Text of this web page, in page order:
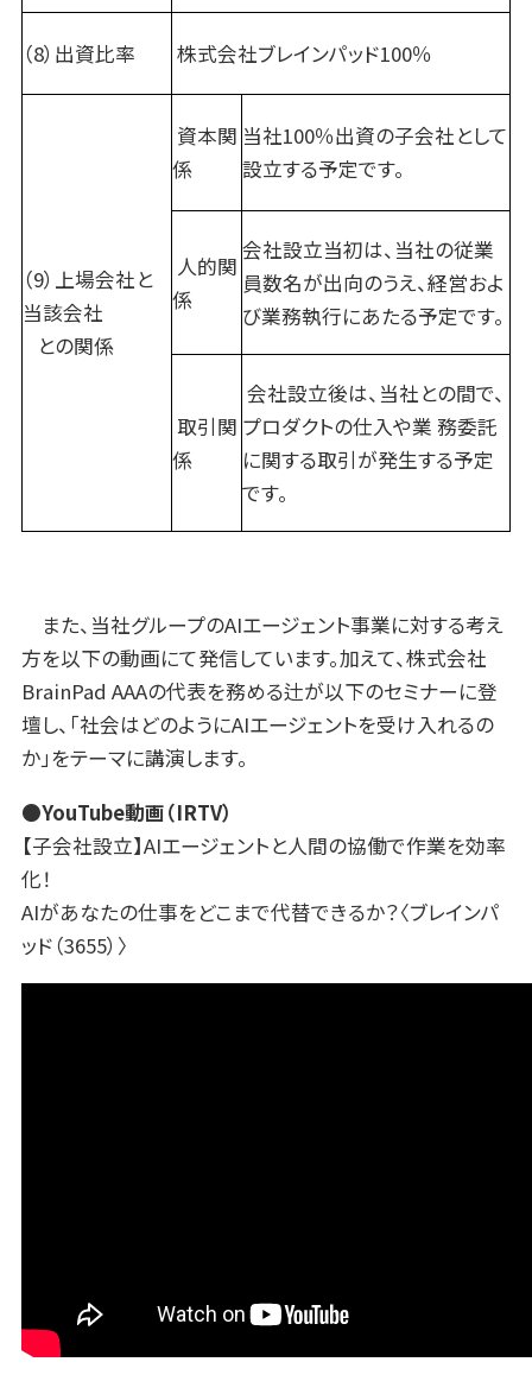
（8）出資比率 株式会社ブレインパッド100％
（9）上場会社と
当該会社
との関係
資本関
係
当社100％出資の子会社として
設立する予定です。
人的関
係
会社設立当初は、当社の従業
員数名が出向のうえ、経営およ
び業務執行にあたる予定です。
取引関
係
会社設立後は、当社との間で、
プロダクトの仕入や業 務委託
に関する取引が発生する予定
です。
また、当社グループのAIエージェント事業に対する考え
方を以下の動画にて発信しています。加えて、株式会社
BrainPad AAAの代表を務める辻が以下のセミナーに登
壇し、「社会はどのようにAIエージェントを受け入れるの
か」をテーマに講演します。
●YouTube動画（IRTV）
【子会社設立】AIエージェントと人間の協働で作業を効率
化！
AIがあなたの仕事をどこまで代替できるか？〈ブレインパ
ッド（3655）〉